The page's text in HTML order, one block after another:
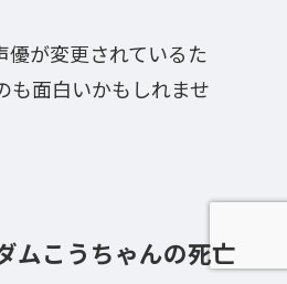
優が変更されているた
も面白いかもしれませ
ムこうちゃんの死亡